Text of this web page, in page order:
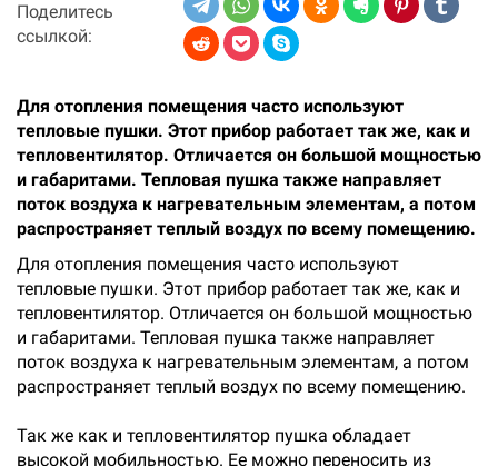
Поделитесь
ссылкой:
Для отопления помещения часто используют
тепловые пушки. Этот прибор работает так же, как и
тепловентилятор. Отличается он большой мощностью
и габаритами. Тепловая пушка также направляет
поток воздуха к нагревательным элементам, а потом
распространяет теплый воздух по всему помещению.
Для отопления помещения часто используют
тепловые пушки. Этот прибор работает так же, как и
тепловентилятор. Отличается он большой мощностью
и габаритами. Тепловая пушка также направляет
поток воздуха к нагревательным элементам, а потом
распространяет теплый воздух по всему помещению.
Так же как и тепловентилятор пушка обладает
высокой мобильностью. Ее можно переносить из